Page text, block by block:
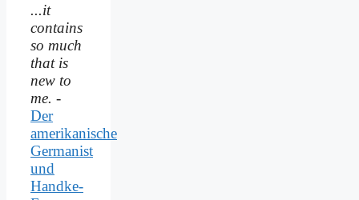
...it
contains
so much
that is
new to
me. -
Der
amerikanische
Germanist
und
Handke-